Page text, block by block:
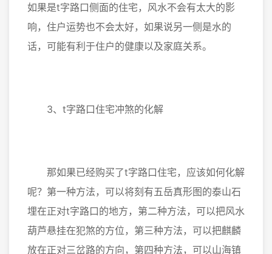
如果是t字路口侧面的住宅，风水不会有太大的影
响，住户运势也不会太好，如果说另一侧是水的
话，可能有利于住户的健康以及家庭关系。
3、t字路口住宅冲煞的化解
那如果已经购买了t字路口住宅，应该如何化解
呢？第一种方法，可以将刻有五岳真形图的泰山石
埋在正对t字路口的地方，第二种方法，可以把风水
葫芦悬挂在犯煞的方位，第三种方法，可以把麒麟
放在正对三岔路的方向，第四种方法，可以山海镇